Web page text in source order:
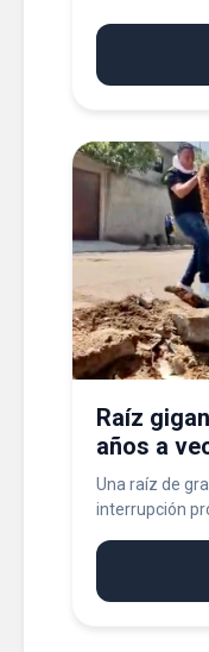
Raíz
años a
Una raíz de
interrupción